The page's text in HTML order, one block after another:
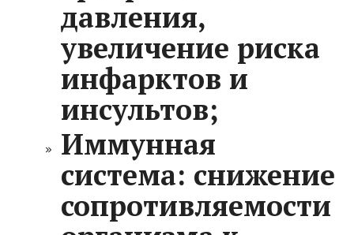
давления,
увеличение риска
инфарктов и
инсультов;
Иммунная
система: снижение
сопротивляемости